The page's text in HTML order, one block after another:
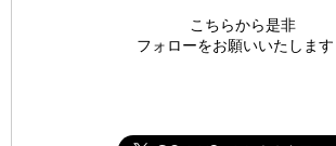
こちらから是非
フォローをお願いいたします